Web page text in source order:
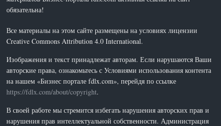
обязательна!
Все материалы на этом сайте размещены на условиях лицензии
Creative Commons Attribution 4.0 International.
Изображения и текст принадлежат авторам. Если нарушаются Ваши
авторские права, ознакомьтесь с Условиями использования контента
на нашем «Бизнес портале fdlx.com», перейдя по ссылке
https://fdlx.com/about/copyright.
В своей работе мы стремится избегать нарушения авторских прав и
нарушения прав интеллектуальной собственности. Администрация